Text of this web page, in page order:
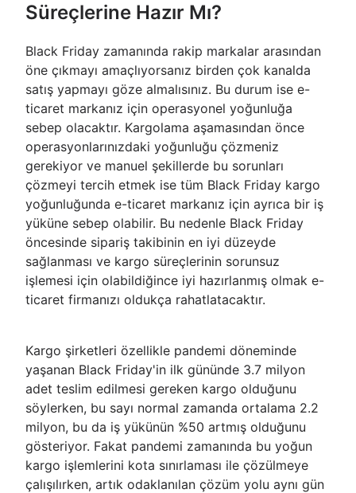
Süreçlerine Hazır Mı?
Black Friday zamanında rakip markalar arasından
öne çıkmayı amaçlıyorsanız birden çok kanalda
satış yapmayı göze almalısınız. Bu durum ise e-
ticaret markanız için operasyonel yoğunluğa
sebep olacaktır. Kargolama aşamasından önce
operasyonlarınızdaki yoğunluğu çözmeniz
gerekiyor ve manuel şekillerde bu sorunları
çözmeyi tercih etmek ise tüm Black Friday kargo
yoğunluğunda e-ticaret markanız için ayrıca bir iş
yüküne sebep olabilir. Bu nedenle Black Friday
öncesinde sipariş takibinin en iyi düzeyde
sağlanması ve kargo süreçlerinin sorunsuz
işlemesi için olabildiğince iyi hazırlanmış olmak e-
ticaret firmanızı oldukça rahatlatacaktır.
Kargo şirketleri özellikle pandemi döneminde
yaşanan Black Friday'in ilk gününde 3.7 milyon
adet teslim edilmesi gereken kargo olduğunu
söylerken, bu sayı normal zamanda ortalama 2.2
milyon, bu da iş yükünün %50 artmış olduğunu
gösteriyor. Fakat pandemi zamanında bu yoğun
kargo işlemlerini kota sınırlaması ile çözülmeye
çalışılırken, artık odaklanılan çözüm yolu aynı gün